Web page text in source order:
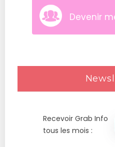
Devenir
Recevoir Grab Info
tous les mois :